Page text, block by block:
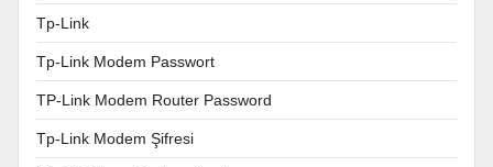
Tp-Link
Tp-Link Modem Passwort
TP-Link Modem Router Password
Tp-Link Modem Şifresi